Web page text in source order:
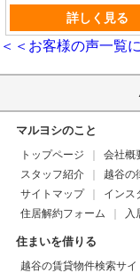
詳しく見る
＜＜お客様の声一覧
マルヨシのこと
トップページ 会社概
スタッフ紹介
越谷の
サイトマップ
インス
住居解約フォーム
入
住まいを借りる
越谷の賃貸物件検索サイ